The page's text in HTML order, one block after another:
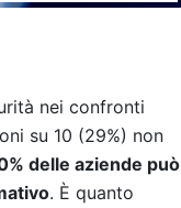
nei confronti
su 10 (29%) non
delle aziende può
. È quanto